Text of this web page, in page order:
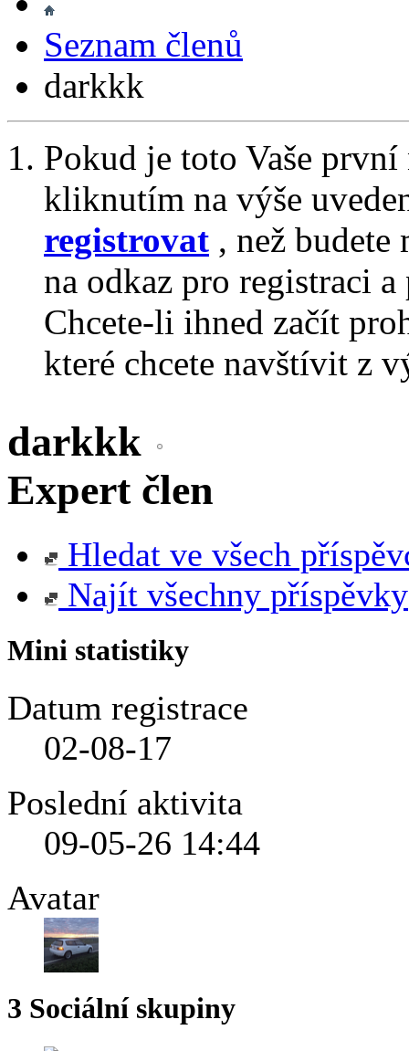
Seznam členů
darkkk
Pokud je toto Vaše
kliknutím na výše
registrovat , než
na odkaz pro registraci
Chcete-li ihned začít
které chcete navštívit z
darkkk
Expert člen
Hledat ve všech
Najít všechny příspěvky
Mini statistiky
Datum registrace
02-08-17
Poslední aktivita
09-05-26 14:44
Avatar
3 Sociální skupiny